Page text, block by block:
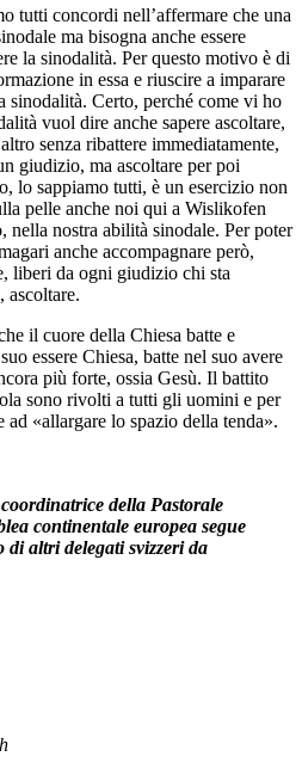
tutti concordi nell’affermare che una
ma bisogna anche essere
la sinodalità. Per questo motivo è di
in essa e riuscire a imparare
sinodalità. Certo, perché come vi ho
vuol dire anche sapere ascoltare,
senza ribattere immediatamente,
giudizio, ma ascoltare per poi
lo sappiamo tutti, è un esercizio non
pelle anche noi qui a Wislikofen
nella nostra abilità sinodale. Per poter
anche accompagnare però,
liberi da ogni giudizio chi sta
ascoltare.
il cuore della Chiesa batte e
essere Chiesa, batte nel suo avere
più forte, ossia Gesù. Il battito
sono rivolti a tutti gli uomini e per
ad «allargare lo spazio della tenda».
della Pastorale
continentale europea segue
altri delegati svizzeri da